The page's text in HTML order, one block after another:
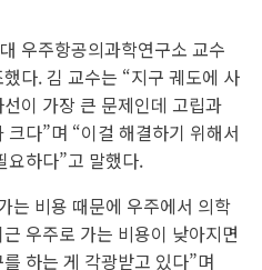
우주항공의과학연구소 교수
다. 김 교수는 “지구 궤도에 사
이 가장 큰 문제인데 고립과
다”며 “이걸 해결하기 위해서
요하다”고 말했다.
는 비용 때문에 우주에서 의학
우주로 가는 비용이 낮아지면
하는 게 각광받고 있다”며